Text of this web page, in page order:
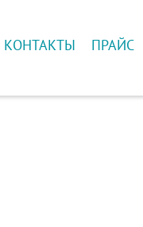
КОНТАКТЫ ПРАЙС